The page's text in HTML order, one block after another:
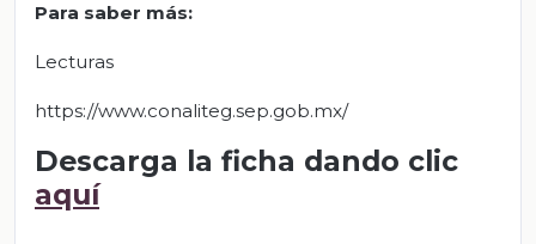
Para saber más:
Lecturas
https://www.conaliteg.sep.gob.mx/
Descarga la ficha dando clic
aquí